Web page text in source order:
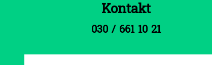
Kontakt
030 / 661 10 21